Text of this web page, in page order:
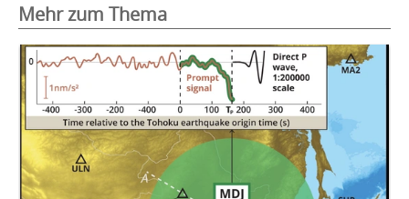
Mehr zum Thema